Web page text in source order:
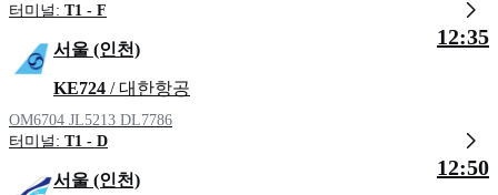
터미널: T1 - F
서울 (인천)
KE724 / 대한항공
OM6704 JL5213 DL7786
터미널: T1 - D
12:35
서울 (인천)
12:50